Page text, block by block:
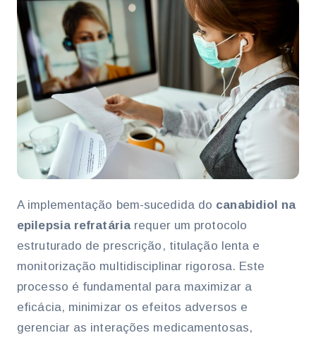
A implementação bem-sucedida do canabidiol na
epilepsia refratáriarequer um protocolo
estruturado de prescrição, titulação lenta e
monitorização multidisciplinar rigorosa. Este
processo é fundamental para maximizar a
eficácia, minimizar os efeitos adversos e
gerenciar as interações medicamentosas,